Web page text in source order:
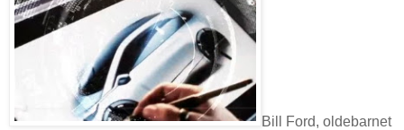
Bill Ford, oldebarnet